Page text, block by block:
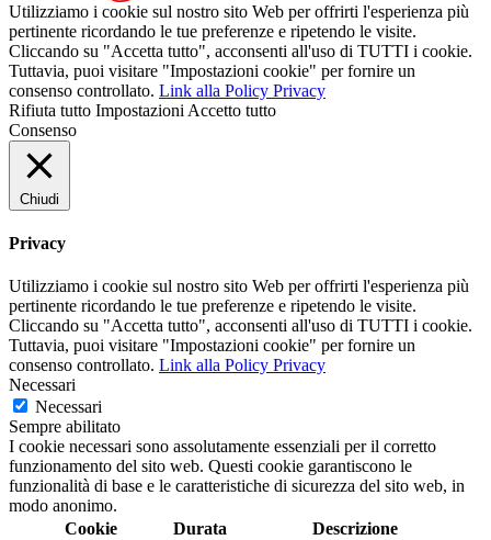
Utilizziamo i cookie sul nostro sito Web per offrirti l'esperienza più
pertinente ricordando le tue preferenze e ripetendo le visite.
Cliccando su "Accetta tutto", acconsenti all'uso di TUTTI i cookie.
Tuttavia, puoi visitare "Impostazioni cookie" per fornire un
consenso controllato. Link alla Policy Privacy
Rifiuta tutto Impostazioni Accetto tutto
Consenso
Chiudi
Privacy
Utilizziamo i cookie sul nostro sito Web per offrirti l'esperienza più
pertinente ricordando le tue preferenze e ripetendo le visite.
Cliccando su "Accetta tutto", acconsenti all'uso di TUTTI i cookie.
Tuttavia, puoi visitare "Impostazioni cookie" per fornire un
consenso controllato. Link alla Policy Privacy
Necessari
Necessari
Sempre abilitato
I cookie necessari sono assolutamente essenziali per il corretto
funzionamento del sito web. Questi cookie garantiscono le
funzionalità di base e le caratteristiche di sicurezza del sito web, in
modo anonimo.
Cookie
Durata Descrizione